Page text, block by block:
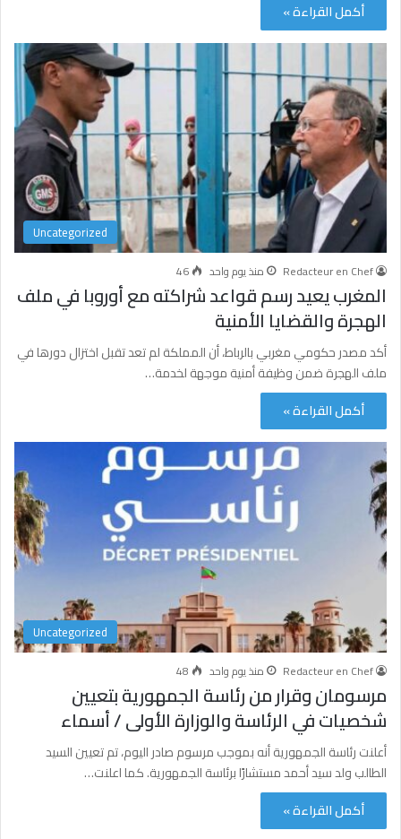
أكمل القراءة »
Uncategorized
Redacteur en Chef منذ يوم واحد 46
المغرب يعيد رسم قواعد شراكته مع أوروبا في ملف
الهجرة والقضايا الأمنية
أكد مصدر حكومي مغربي بالرباط، أن المملكة لم تعد تقبل اختزال دورها في
ملف الهجرة ضمن وظيفة أمنية موجهة لخدمة…
أكمل القراءة »
Uncategorized
Redacteur en Chef منذ يوم واحد 48
مرسومان وقرار من رئاسة الجمهورية بتعيين
شخصيات في الرئاسة والوزارة الأولى / أسماء
أعلنت رئاسة الجمهورية أنه بموجب مرسوم صادر اليوم، تم تعيين السيد
الطالب ولد سيد أحمد مستشارًا برئاسة الجمهورية. كما اعلنت…
أكمل القراءة »